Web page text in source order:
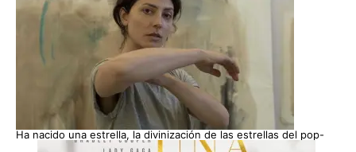
Ha nacido una estrella, la divinización de las estrellas del pop-